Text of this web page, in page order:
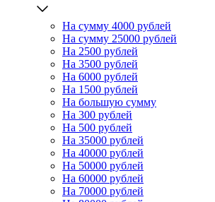
На сумму 4000 рублей
На сумму 25000 рублей
На 2500 рублей
На 3500 рублей
На 6000 рублей
На 1500 рублей
На большую сумму
На 300 рублей
На 500 рублей
На 35000 рублей
На 40000 рублей
На 50000 рублей
На 60000 рублей
На 70000 рублей